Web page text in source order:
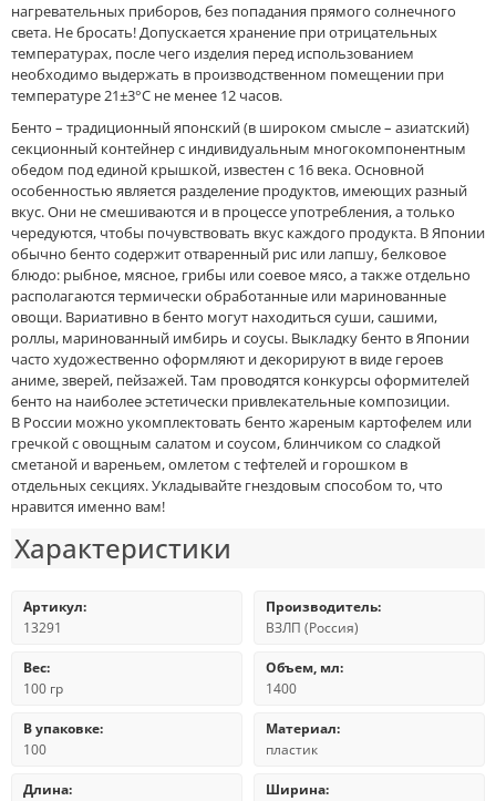
нагревательных приборов, без попадания прямого солнечного
света. Не бросать! Допускается хранение при отрицательных
температурах, после чего изделия перед использованием
необходимо выдержать в производственном помещении при
температуре 21±3°С не менее 12 часов.
Бенто – традиционный японский (в широком смысле – азиатский)
секционный контейнер с индивидуальным многокомпонентным
обедом под единой крышкой, известен с 16 века. Основной
особенностью является разделение продуктов, имеющих разный
вкус. Они не смешиваются и в процессе употребления, а только
чередуются, чтобы почувствовать вкус каждого продукта. В Японии
обычно бенто содержит отваренный рис или лапшу, белковое
блюдо: рыбное, мясное, грибы или соевое мясо, а также отдельно
располагаются термически обработанные или маринованные
овощи. Вариативно в бенто могут находиться суши, сашими,
роллы, маринованный имбирь и соусы. Выкладку бенто в Японии
часто художественно оформляют и декорируют в виде героев
аниме, зверей, пейзажей. Там проводятся конкурсы оформителей
бенто на наиболее эстетически привлекательные композиции.
В России можно укомплектовать бенто жареным картофелем или
гречкой с овощным салатом и соусом, блинчиком со сладкой
сметаной и вареньем, омлетом с тефтелей и горошком в
отдельных секциях. Укладывайте гнездовым способом то, что
нравится именно вам!
Характеристики
Артикул:
13291
Производитель:
ВЗЛП (Россия)
Вес:
100 гр
Объем, мл:
1400
В упаковке:
100
Материал:
пластик
Длина:
Ширина: